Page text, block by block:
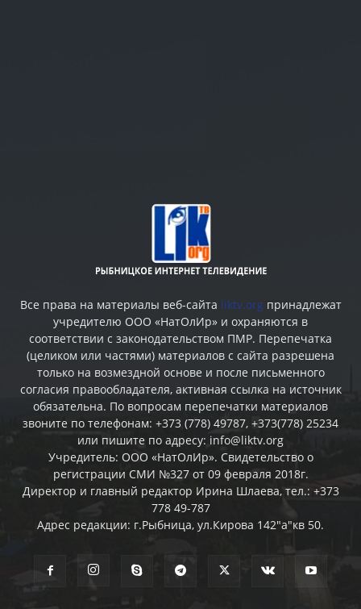
Все права на материалы веб-сайта liktv.org принадлежат
учредителю ООО «НатОлИр» и охраняются в
соответствии с законодательством ПМР. Перепечатка
(целиком или частями) материалов c сайта разрешена
только на возмездной основе и после письменного
согласия правообладателя, активная ссылка на источник
обязательна. По вопросам перепечатки материалов
звоните по телефонам: +373 (778) 49787, +373(778) 25234
или пишите по адресу: info@liktv.org
Учредитель: ООО «НатОлИр». Свидетельство о
регистрации СМИ №327 от 09 февраля 2018г.
Директор и главный редактор Ирина Шлаева, тел.: +373
778 49-787
Адрес редакции: г.Рыбница, ул.Кирова 142"а"кв 50.